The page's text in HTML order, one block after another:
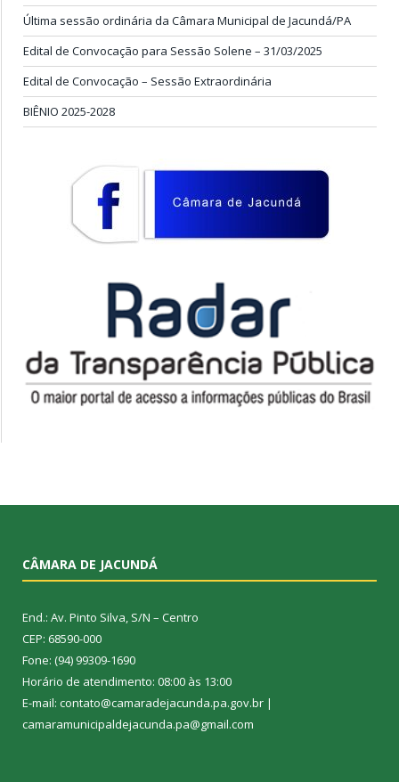
Última sessão ordinária da Câmara Municipal de Jacundá/PA
Edital de Convocação para Sessão Solene – 31/03/2025
Edital de Convocação – Sessão Extraordinária
BIÊNIO 2025-2028
CÂMARA DE JACUNDÁ
End.: Av. Pinto Silva, S/N – Centro
CEP: 68590-000
Fone: (94) 99309-1690
Horário de atendimento: 08:00 às 13:00
E-mail: contato@camaradejacunda.pa.gov.br |
camaramunicipaldejacunda.pa@gmail.com